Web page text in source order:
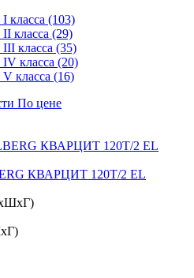
класса (103)
класса (29)
класса (35)
класса (20)
класса (16)
По цене
КВАРЦИТ 120Т/2 EL